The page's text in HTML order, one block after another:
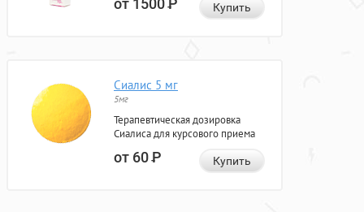
от 1500Р Купить
Сиалис 5 мг
5мг
Терапевтическая дозировка
Сиалиса для курсового приема
от 60Р Купить